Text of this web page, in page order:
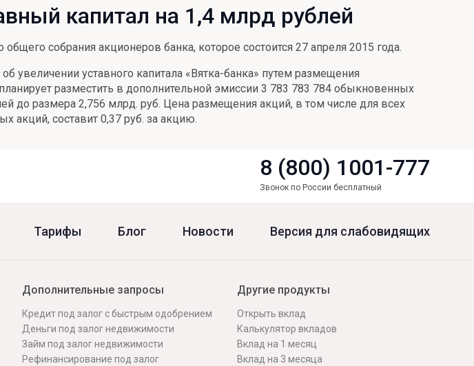
капитал на 1,4 млрд рублей
собрания акционеров банка, которое состоится 27 апреля 2015 года.
увеличении уставного капитала «Вятка-банка» путем размещения
разместить в дополнительной эмиссии 3 783 783 784 обыкновенных
до размера 2,756 млрд. руб. Цена размещения акций, в том числе для всех
акций, составит 0,37 руб. за акцию.
8 (800) 1001-777
Звонок по России бесплатный
Тарифы Блог Новости Версия для слабовидящих
Дополнительные запросы
Кредит под залог с быстрым одобрением
Деньги под залог недвижимости
Займ под залог недвижимости
Рефинансирование под залог
Другие продукты
Открыть вклад
Калькулятор вкладов
Вклад на 1 месяц
Вклад на 3 месяца